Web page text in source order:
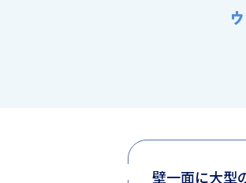
壁一面に大型